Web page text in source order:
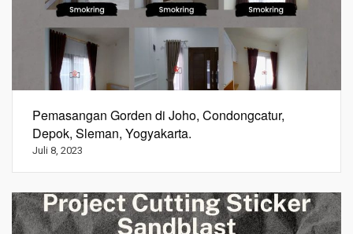
Pemasangan Gorden di Joho, Condongcatur,
Depok, Sleman, Yogyakarta.
Juli 8, 2023